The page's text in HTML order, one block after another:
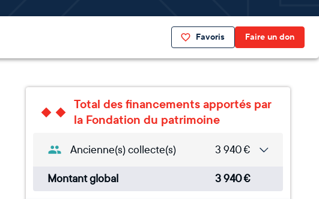
Favoris Faire un don
Total des financements apportés par
la Fondation du patrimoine
Ancienne(s) collecte(s) 3 940€
Montant global 3 940€